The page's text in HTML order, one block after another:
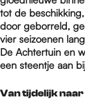
tot de
door geborreld,
vier seizoenen
De Achtertuin en
een steentje aan
Van tijdelijk